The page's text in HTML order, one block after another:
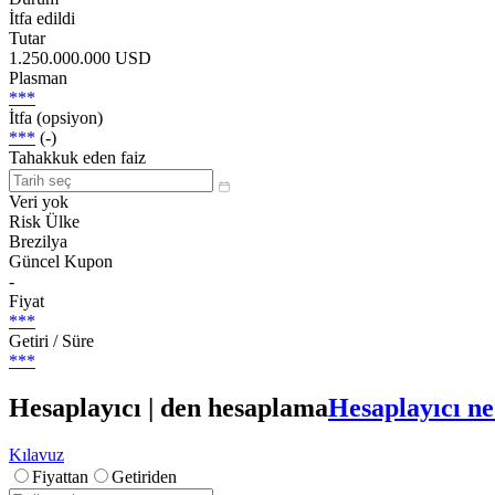
İtfa edildi
Tutar
1.250.000.000 USD
Plasman
***
İtfa (opsiyon)
*** (-)
Tahakkuk eden faiz
Veri yok
Risk Ülke
Brezilya
Güncel Kupon
-
Fiyat
***
Getiri / Süre
***
Hesaplayıcı | den hesaplamaHesaplayıcı
Kılavuz
Fiyattan
Getiriden